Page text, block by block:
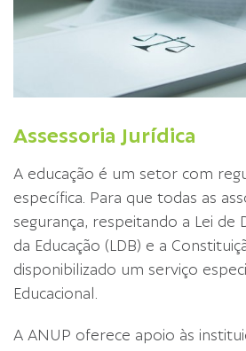
Assessoria Jurídica
A educação é um setor com
específica. Para que todas as
segurança, respeitando a Lei de
da Educação (LDB) e a
disponibilizado um serviço
Educacional.
A ANUP oferece apoio às